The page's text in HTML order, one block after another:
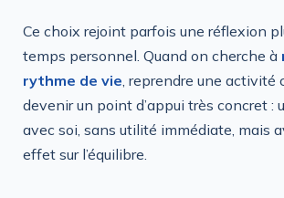
Ce choix rejoint parfois une réflexion
temps personnel. Quand on cherche à
rythme de vie, reprendre une activité
devenir un point d’appui très concret :
avec soi, sans utilité immédiate, mais
effet sur l’équilibre.